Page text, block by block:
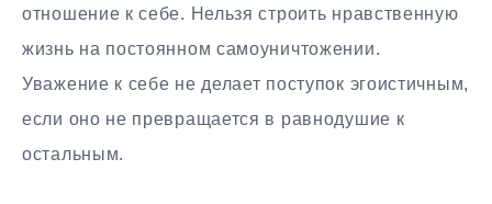
отношение к себе. Нельзя строить нравственную
жизнь на постоянном самоуничтожении.
Уважение к себе не делает поступок эгоистичным,
если оно не превращается в равнодушие к
остальным.